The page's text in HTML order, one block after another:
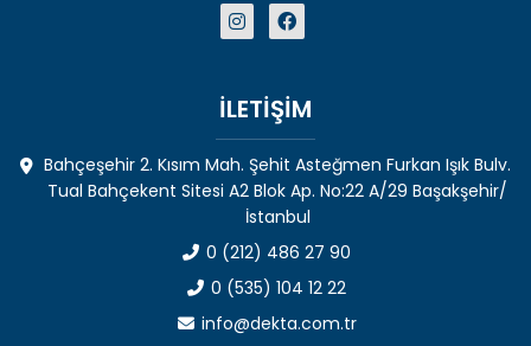
İLETİŞİM
Bahçeşehir 2. Kısım Mah. Şehit Asteğmen Furkan Işık Bulv.
Tual Bahçekent Sitesi A2 Blok Ap. No:22 A/29 Başakşehir/
İstanbul
0 (212) 486 27 90
0 (535) 104 12 22
info@dekta.com.tr